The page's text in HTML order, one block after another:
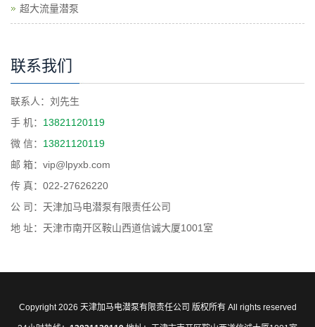
超大流量潜泵
联系我们
联系人：刘先生
手 机： 13821120119
微 信： 13821120119
邮 箱：vip@lpyxb.com
传 真：022-27626220
公 司：天津加马电潜泵有限责任公司
地 址：天津市南开区鞍山西道信诚大厦1001室
Copyright 2026 天津加马电潜泵有限责任公司 版权所有 All rights reserved